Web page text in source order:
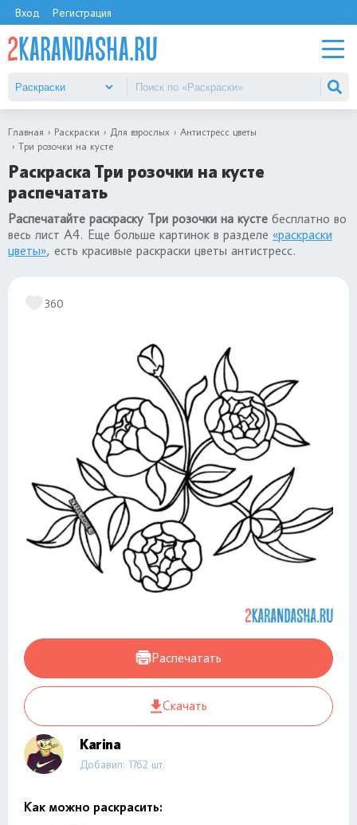
Вход Регистрация
Главная Раскраски Для взрослых
Антистресс цветы
Три розочки на кусте
Раскраска Три розочки на кусте
распечатать
Распечатайте раскраску Три розочки на кусте бесплатно во
весь лист А4. Еще больше картинок в разделе «раскраски
цветы», есть красивые раскраски цветы антистресс.
360
Распечатать
Скачать
Karina
Добавил: 1762 шт.
Как можно раскрасить: